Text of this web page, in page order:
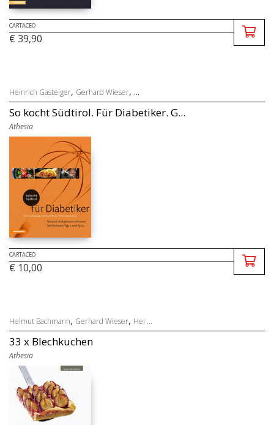
CARTACEO
€ 39,90
Heinrich Gasteiger, Gerhard Wieser, ...
So kocht Südtirol. Für Diabetiker. G...
Athesia
CARTACEO
€ 10,00
Helmut Bachmann, Gerhard Wieser, Hei ...
33 x Blechkuchen
Athesia